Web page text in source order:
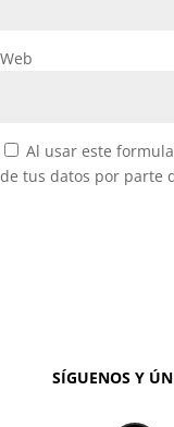
Web
Al usar este
de tus datos por parte
SÍGUENOS Y